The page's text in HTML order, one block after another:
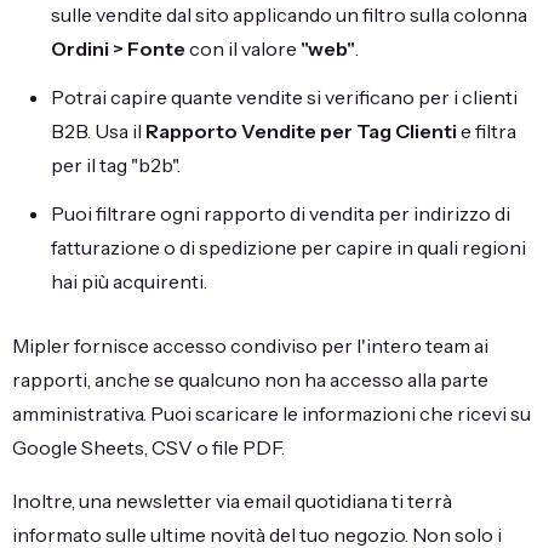
sulle vendite dal sito applicando un filtro sulla colonna
Ordini > Fonte con il valore "web"
Potrai capire quante vendite si verificano per i clienti
B2B. Usa il Rapporto Vendite per Tag Clienti e filtra
per il tag "b2b".
Puoi filtrare ogni rapporto di vendita per indirizzo di
fatturazione o di spedizione per capire in quali regioni
hai più acquirenti.
Mipler fornisce accesso condiviso per l'intero team ai
rapporti, anche se qualcuno non ha accesso alla parte
amministrativa. Puoi scaricare le informazioni che ricevi su
Google Sheets, CSV o file PDF.
Inoltre, una newsletter via email quotidiana ti terrà
informato sulle ultime novità del tuo negozio. Non solo i